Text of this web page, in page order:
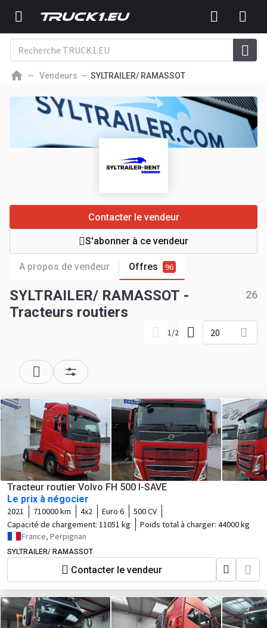
Vendeurs SYLTRAILER/ RAMASSOT
A propos de vendeur Offres 96
Contacter le vendeur
S'abonner à ce vendeur
SYLTRAILER/ RAMASSOT -
Tracteurs routiers
26
1/2 20
Tracteur routier Volvo FH 500 I-SAVE
Le prix à négocier
2021 710000 km 4x2 Euro 6
500 CV
Capacité de chargement: 11051 kg Poids total à charger: 44000 kg
France, Perpignan
SYLTRAILER/ RAMASSOT
Contacter le vendeur